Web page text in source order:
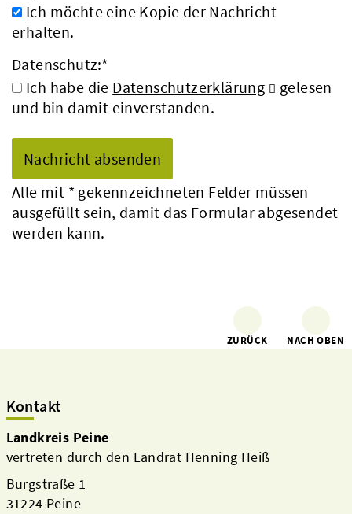
Ich möchte eine Kopie der Nachricht
erhalten.
Datenschutz:*
Ich habe die Datenschutzerklärung
gelesen
und bin damit einverstanden.
Alle mit * gekennzeichneten Felder müssen
ausgefüllt sein, damit das Formular abgesendet
werden kann.
ZURÜCK NACH OBEN
Kontakt
Landkreis Peine
vertreten durch den Landrat Henning Heiß
Burgstraße 1
31224 Peine